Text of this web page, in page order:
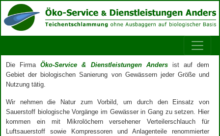
Die FirmaÖko-Service & Dienstleistungen Andersist auf dem
Gebiet der biologischen Sanierung von Gewässern jeder Größe und
Nutzung tätig.
Wir nehmen die Natur zum Vorbild, um durch den Einsatz von
Sauerstoff biologische Vorgänge im Gewässer in Gang zu setzen. Hier
kommen ein mit Mikrolöchern versehener Verteilerschlauch für
Luftsauerstoff sowie Kompressoren und Anlagenteile renommierter